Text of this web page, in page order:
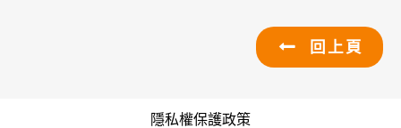
回上頁
隱私權保護政策